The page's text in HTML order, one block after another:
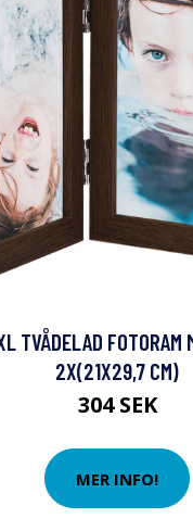
TVÅDELAD FOTORAM
2X(21X29,7 CM)
304 SEK
MER INFO!